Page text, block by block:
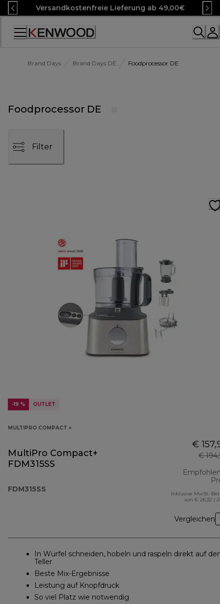
Skip
to
Content
Versandkostenfreie Lieferung ab 49,00€
Accessibility
Brand Days Brand Days DE Foodprocessor DE
Foodprocessor DE
Filter
-19 % OUTLET
MULTIPRO COMPACT +
MultiPro Compact+
FDM315SS
FDM315SS
€
€
Inklusive MwSt.-
von € 26,32 (
Vergleichen
In Würfel schneiden, hobeln und raspeln direkt auf
Teller
Beste Mix-Ergebnisse
Leistung auf Knopfdruck
So viel Platz wie notwendig